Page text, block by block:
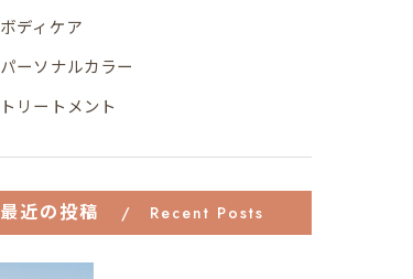
ボディケア
パーソナルカラー
トリートメント
最近の投稿 Recent Posts